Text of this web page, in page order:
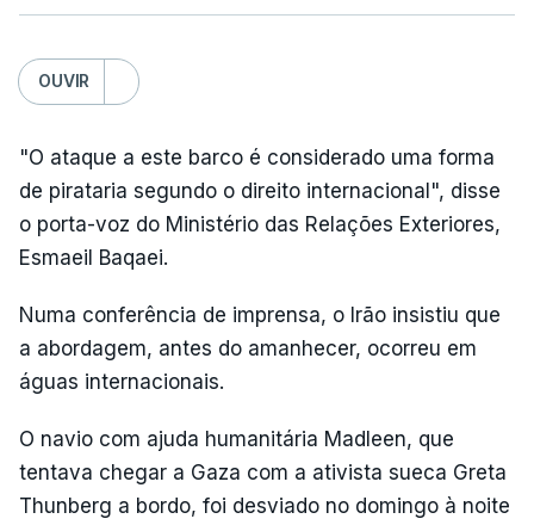
OUVIR
"O ataque a este barco é considerado uma forma
de pirataria segundo o direito internacional", disse
o porta-voz do Ministério das Relações Exteriores,
Esmaeil Baqaei.
Numa conferência de imprensa, o Irão insistiu que
a abordagem, antes do amanhecer, ocorreu em
águas internacionais.
O navio com ajuda humanitária Madleen, que
tentava chegar a Gaza com a ativista sueca Greta
Thunberg a bordo, foi desviado no domingo à noite